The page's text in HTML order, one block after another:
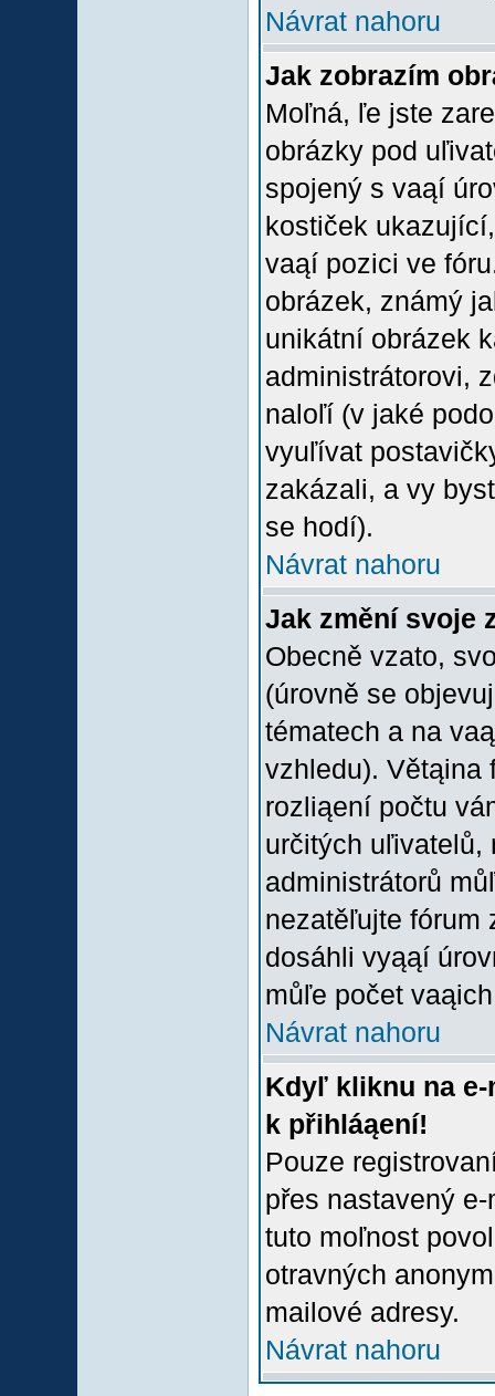
Návrat nahoru
Jak zobrazím
Moľná, ľe jste
obrázky pod
spojený s vaąí
kostiček
vaąí pozici ve
obrázek, známý
unikátní obrázek
administrátorovi,
naloľí (v jaké
vyuľívat
zakázali, a vy
se hodí).
Návrat nahoru
Jak změní svoje
Obecně vzato,
(úrovně se
tématech a na
vzhledu). Větąina
rozliąení počtu
určitých uľivatelů,
administrátorů
nezatěľujte fórum
dosáhli vyąąí
můľe počet
Návrat nahoru
Kdyľ kliknu na
k přihláąení!
Pouze
přes nastavený
tuto moľnost
otravných
mailové adresy.
Návrat nahoru